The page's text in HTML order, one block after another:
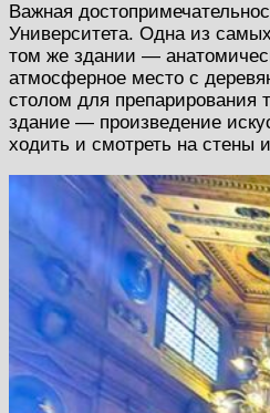
Важная
Университета. Одна из
том же здании —
атмосферное место с
столом для препарирования
здание — произведение
ходить и смотреть на стены